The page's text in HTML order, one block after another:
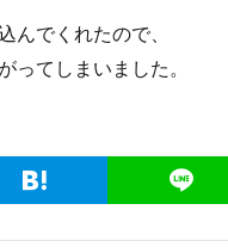
んでくれたので、
ってしまいました。